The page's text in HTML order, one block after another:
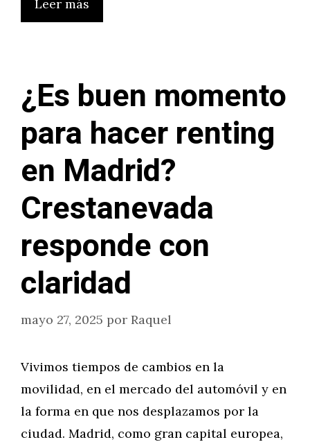
Leer más
¿Es buen momento
para hacer renting
en Madrid?
Crestanevada
responde con
claridad
mayo 27, 2025 por Raquel
Vivimos tiempos de cambios en la
movilidad, en el mercado del automóvil y en
la forma en que nos desplazamos por la
ciudad. Madrid, como gran capital europea,